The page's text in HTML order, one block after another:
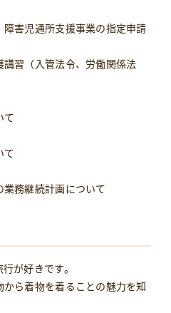
障害児通所支援事業の指定申請
講習（入管法令、労働関係法
て
て
業務継続計画について
が好きです。
ら着物を着ることの魅力を知